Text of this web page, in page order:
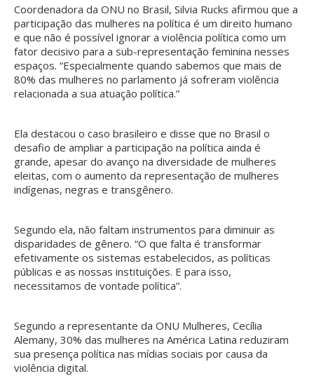
Coordenadora da ONU no Brasil, Silvia Rucks afirmou que a
participação das mulheres na política é um direito humano
e que não é possível ignorar a violência política como um
fator decisivo para a sub-representação feminina nesses
espaços. “Especialmente quando sabemos que mais de
80% das mulheres no parlamento já sofreram violência
relacionada a sua atuação política.”
Ela destacou o caso brasileiro e disse que no Brasil o
desafio de ampliar a participação na política ainda é
grande, apesar do avanço na diversidade de mulheres
eleitas, com o aumento da representação de mulheres
indígenas, negras e transgênero.
Segundo ela, não faltam instrumentos para diminuir as
disparidades de gênero. “O que falta é transformar
efetivamente os sistemas estabelecidos, as políticas
públicas e as nossas instituições. E para isso,
necessitamos de vontade política”.
Segundo a representante da ONU Mulheres, Cecília
Alemany, 30% das mulheres na América Latina reduziram
sua presença política nas mídias sociais por causa da
violência digital.